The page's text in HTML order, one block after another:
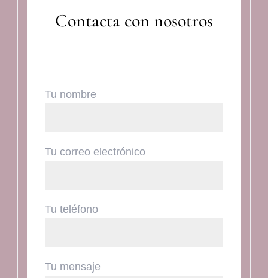
Contacta con nosotros
Tu nombre
Tu correo electrónico
Tu teléfono
Tu mensaje